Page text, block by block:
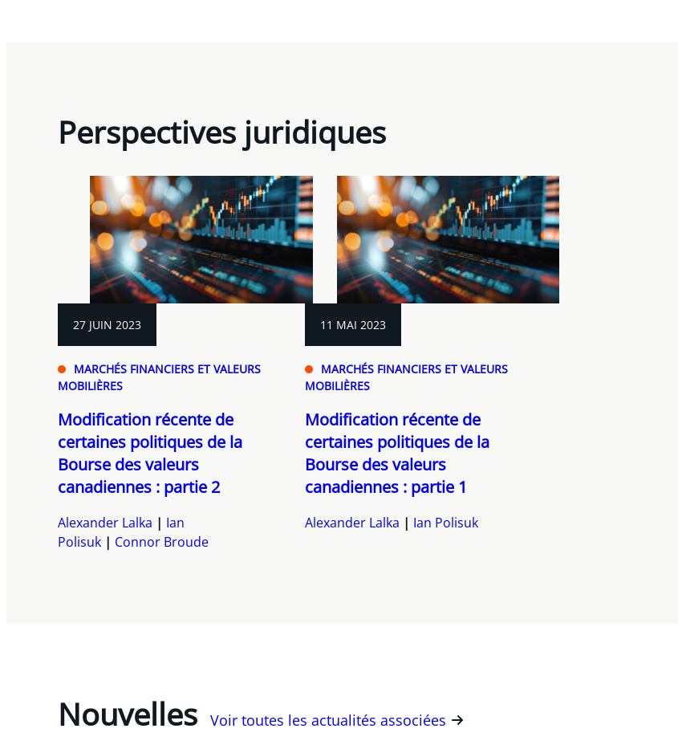
Perspectives juridiques
27 JUIN 2023
MARCHÉS FINANCIERS ET VALEURS
MOBILIÈRES
Modification récente de
certaines politiques de la
Bourse des valeurs
canadiennes : partie 2
Alexander Lalka
Ian
Polisuk
Connor Broude
11 MAI 2023
MARCHÉS FINANCIERS ET VALEURS
MOBILIÈRES
Modification récente de
certaines politiques de la
Bourse des valeurs
canadiennes : partie 1
Alexander Lalka Ian Polisuk
Nouvelles Voir toutes les actualités associées